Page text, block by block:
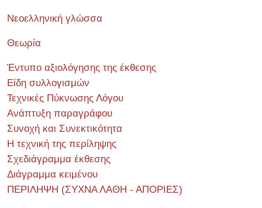
Νεοελληνική γλώσσα
Θεωρία
Έντυπο αξιολόγησης της έκθεσης
Είδη συλλογισμών
Τεχνικές Πύκνωσης Λόγου
Ανάπτυξη παραγράφου
Συνοχή και Συνεκτικότητα
Η τεχνική της περίληψης
Σχεδιάγραμμα έκθεσης
Διάγραμμα κειμένου
ΠΕΡΙΛΗΨΗ (ΣΥΧΝΑ ΛΑΘΗ - ΑΠΟΡΙΕΣ)